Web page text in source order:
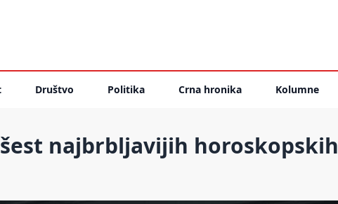
Društvo Politika Crna hronika Kolumne
šest najbrbljavijih horoskopskih